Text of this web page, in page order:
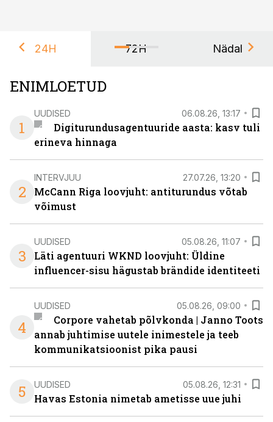
24H 72H Nädal
ENIMLOETUD
1
UUDISED 06.08.26, 13:17
Digiturundusagentuuride aasta: kasv tuli
erineva hinnaga
2
INTERVJUU 27.07.26, 13:20
McCann Riga loovjuht: antiturundus võtab
võimust
3
UUDISED 05.08.26, 11:07
Läti agentuuri WKND loovjuht: Üldine
influencer-sisu hägustab brändide identiteeti
4
UUDISED 05.08.26, 09:00
Corpore vahetab põlvkonda | Janno Toots
annab juhtimise uutele inimestele ja teeb
kommunikatsioonist pika pausi
5 UUDISED 05.08.26, 12:31
Havas Estonia nimetab ametisse uue juhi